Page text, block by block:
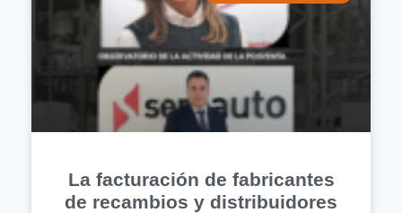
La facturación de fabricantes
de recambios y distribuidores